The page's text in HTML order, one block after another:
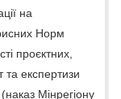
на
Норм
проєктних,
та експертизи
Мінрегіону